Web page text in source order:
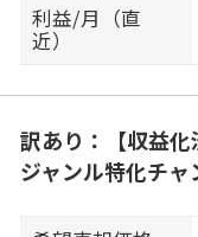
利益/月（直
近）
訳あり：【収益
ジャンル特化チャ